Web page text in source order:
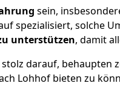
sein,
spezialisiert, solche
unterstützen, damit
darauf, behaupten
Lohhof bieten zu